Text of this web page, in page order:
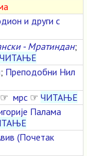
и други с
- Мратиндан;
ЧИТАЊЕ
; Преподобни Нил
☞ мрс ☞ ЧИТАЊЕ
Палама
(Почетак